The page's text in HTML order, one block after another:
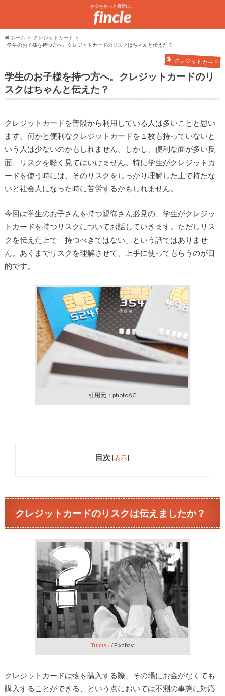
お金をもっと身近に。
ホーム
クレジットカード
学生のお子様を持つ方へ。クレジットカードのリスクはちゃんと伝えた？
クレジットカード
学生のお子様を持つ方へ。クレジットカードのリ
スクはちゃんと伝えた？
クレジットカードを普段から利用している人は多いことと思い
ます。何かと便利なクレジットカードを１枚も持っていないと
いう人は少ないのかもしれません。しかし、便利な面が多い反
面、リスクを軽く見てはいけません。特に学生がクレジットカ
ードを使う時には、そのリスクをしっかり理解した上で持たな
いと社会人になった時に苦労するかもしれません。
今回は学生のお子さんを持つ親御さん必見の、学生がクレジッ
トカードを持つリスクについてお話していきます。ただしリス
クを伝えた上で「持つべきではない」という話ではありませ
ん。あくまでリスクを理解させて、上手に使ってもらうのが目
的です。
引用元：photoAC
目次 [表示]
クレジットカードのリスクは伝えましたか？
Tumisu / Pixabay
クレジットカードは物を購入する際、その場にお金がなくても
購入することができる、という点においては不測の事態に対応